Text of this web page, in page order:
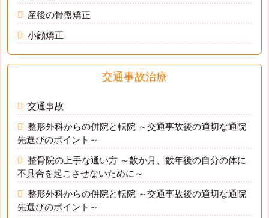
産後の骨盤矯正
小顔矯正
交通事故治療
交通事故
整形外科からの併院と転院 ～交通事故後の適切な通院
先選びのポイント～
整骨院の上手な通い方 ～数か月、数年後の自分の体に
不具合を起こさせないために～
整形外科からの併院と転院 ～交通事故後の適切な通院
先選びのポイント～